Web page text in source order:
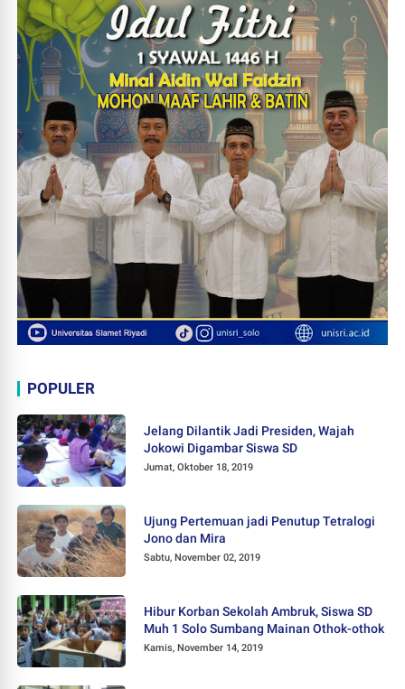
POPULER
Jelang Dilantik Jadi Presiden, Wajah
Jokowi Digambar Siswa SD
Jumat, Oktober 18, 2019
Ujung Pertemuan jadi Penutup Tetralogi
Jono dan Mira
Sabtu, November 02, 2019
Hibur Korban Sekolah Ambruk, Siswa SD
Muh 1 Solo Sumbang Mainan Othok-othok
Kamis, November 14, 2019